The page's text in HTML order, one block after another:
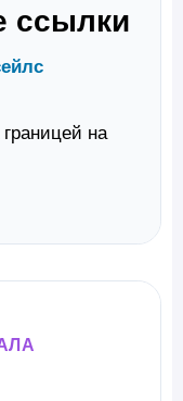
ссылки
границей на